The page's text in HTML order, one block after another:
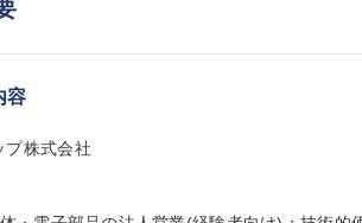
容
プ株式会社